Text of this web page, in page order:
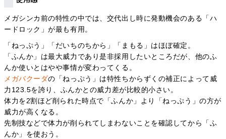
メガシンカ前の特性の中では、交代出し時に発動機会のある「ハ
ードロック」が最も有用。
「ねっぷう」「だいちのちから」「まもる」はほぼ確定。
「ふんか」は最大威力であり是非採用したいところだが、他のふ
んか使いとはやや事情が変わってくる。
メガバクーダの「ねっぷう」は特性ちからずくの補正によって威
力123.5を誇り、ふんかとの威力差が比較的小さい。
体力を2割ほど削られた時点で「ふんか」より「ねっぷう」の方が
威力が高くなる。
先制技などで体力が削られてしまわないことを確認してから「ふ
んか」を使おう。